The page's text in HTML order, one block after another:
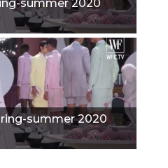
summer 2020
summer 2020